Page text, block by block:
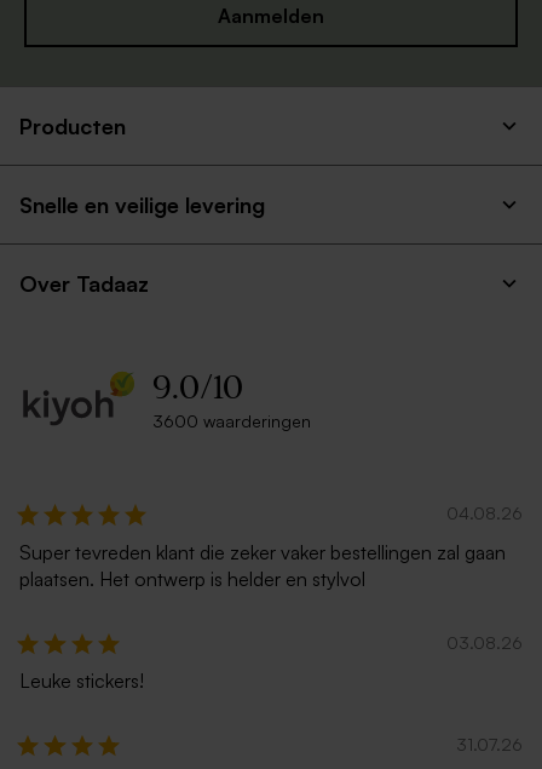
vierkant
rechte klep
met puntklep
enveloppe met rechte klep
Aanmelden
Producten
Snelle en veilige levering
Over Tadaaz
9.0/10
3600 waarderingen
04.08.26
Super tevreden klant die zeker vaker bestellingen zal gaan
plaatsen. Het ontwerp is helder en stylvol
03.08.26
Leuke stickers!
31.07.26